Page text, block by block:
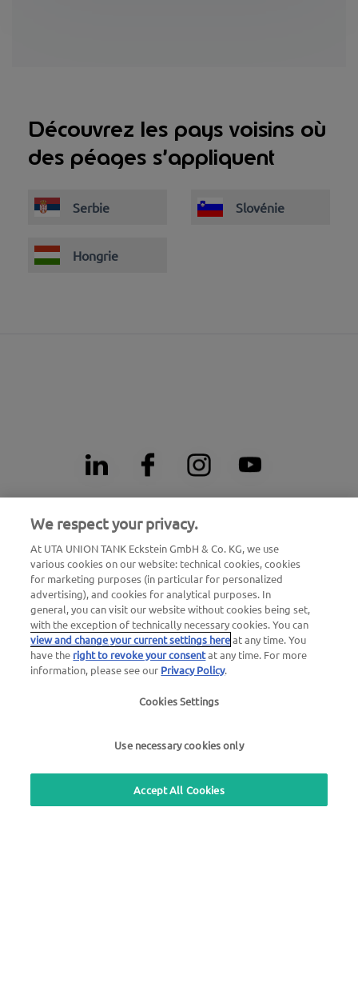
Découvrez les pays voisins où
des péages s’appliquent
Serbie Slovénie
Hongrie
Numéro d'appel d'urgence pour dépannage 24h/24
00800 - 88 27 37 84 (gratuit)
Numéro d'appel d'urgence en cas de blocage de carte
24h/24
00800 88 226 226 (gratuit)
ou
+49 6027 509-666
01 49 46 25 15
We respect your privacy.
At UTA UNION TANK Eckstein GmbH & Co. KG, we use
various cookies on our website: technical cookies, cookies
for marketing purposes (in particular for personalized
advertising), and cookies for analytical purposes. In
general, you can visit our website without cookies being set,
with the exception of technically necessary cookies. You can
view and change your current settings hereat any time. You
have the right to revoke your consentat any time. For more
information, please see our Privacy Policy.
Cookies Settings
Use necessary cookies only
Accept All Cookies